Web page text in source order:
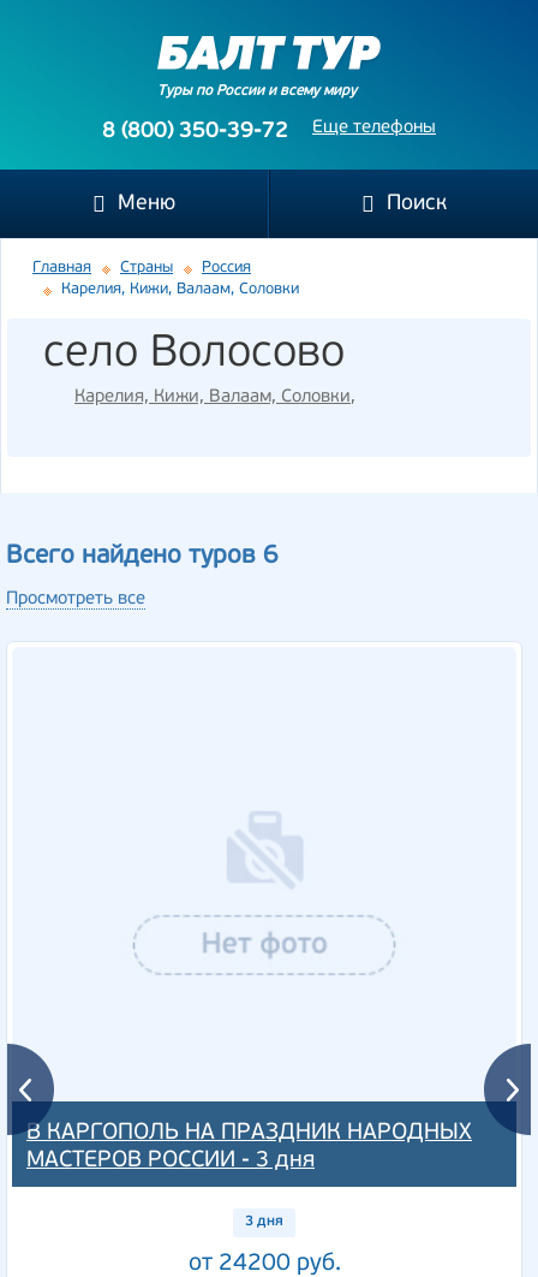
Туры по России и всему миру
Еще телефоны
8 (800) 350-39-72
Меню Поиск
Главная Страны
Россия
Карелия, Кижи, Валаам, Соловки
село Волосово
Карелия, Кижи, Валаам, Соловки,
Всего найдено туров 6
Просмотреть все
В КАРГОПОЛЬ НА ПРАЗДНИК НАРОДНЫХ
МАСТЕРОВ РОССИИ - 3 дня
3 дня
от 24200 руб.